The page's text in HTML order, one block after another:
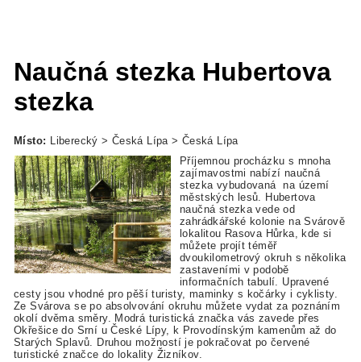
Naučná stezka Hubertova
stezka
Místo: Liberecký > Česká Lípa > Česká Lípa
Příjemnou procházku s mnoha
zajímavostmi nabízí naučná
stezka vybudovaná na území
městských lesů. Hubertova
naučná stezka vede od
zahrádkářské kolonie na Svárově
lokalitou Rasova Hůrka, kde si
můžete projít téměř
dvoukilometrový okruh s několika
zastaveními v podobě
informačních tabulí. Upravené
cesty jsou vhodné pro pěší turisty, maminky s kočárky i cyklisty.
Ze Svárova se po absolvování okruhu můžete vydat za poznáním
okolí dvěma směry. Modrá turistická značka vás zavede přes
Okřešice do Srní u České Lípy, k Provodínským kamenům až do
Starých Splavů. Druhou možností je pokračovat po červené
turistické značce do lokality Žizníkov.